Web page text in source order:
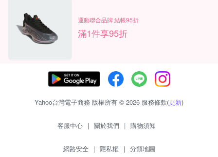
運動聯合品牌 結帳95折
滿1件享95折
Yahoo台灣電子商務 版權所有 © 2026 服務條款(更新)
客服中心 | 關於我們 | 購物須知
網路安全 | 隱私權 | 分類地圖